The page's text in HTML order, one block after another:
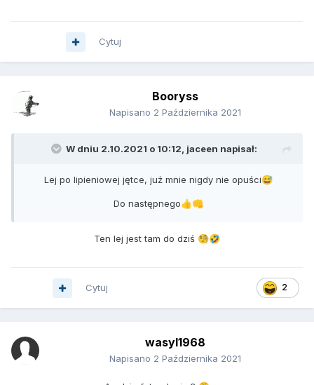
Cytuj
Booryss
Napisano 2 Października 2021
W dniu 2.10.2021 o 10:12, jaceen napisał:
Lej po lipieniowej jętce, już mnie nigdy nie opuści😅
Do następnego👍👊
Ten lej jest tam do dziś 🧐🤣
2
Cytuj
wasyl1968
Napisano 2 Października 2021